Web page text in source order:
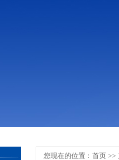
您现在的位置： 首页 >>